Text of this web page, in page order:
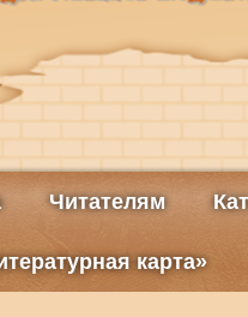
Читателям
карта»